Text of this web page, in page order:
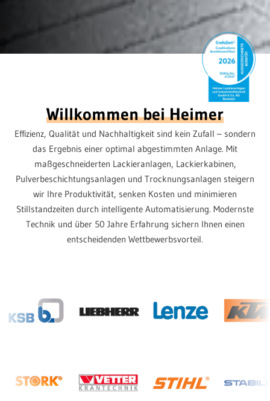
Willkommen bei Heimer
Effizienz, Qualität und Nachhaltigkeit sind kein Zufall – sondern
das Ergebnis einer optimal abgestimmten Anlage. Mit
maßgeschneiderten Lackieranlagen, Lackierkabinen,
Pulverbeschichtungsanlagen und Trocknungsanlagen steigern
wir Ihre Produktivität, senken Kosten und minimieren
Stillstandzeiten durch intelligente Automatisierung. Modernste
Technik und über 50 Jahre Erfahrung sichern Ihnen einen
entscheidenden Wettbewerbsvorteil.